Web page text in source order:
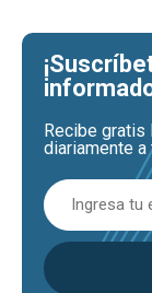
Recibe
diariamente a